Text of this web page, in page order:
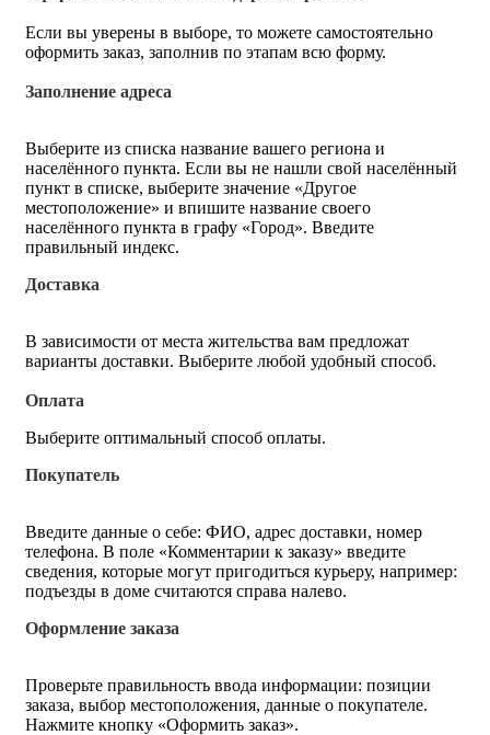
Если вы уверены в выборе, то можете самостоятельно
оформить заказ, заполнив по этапам всю форму.
Заполнение адреса
Выберите из списка название вашего региона и
населённого пункта. Если вы не нашли свой населённый
пункт в списке, выберите значение «Другое
местоположение» и впишите название своего
населённого пункта в графу «Город». Введите
правильный индекс.
Доставка
В зависимости от места жительства вам предложат
варианты доставки. Выберите любой удобный способ.
Оплата
Выберите оптимальный способ оплаты.
Покупатель
Введите данные о себе: ФИО, адрес доставки, номер
телефона. В поле «Комментарии к заказу» введите
сведения, которые могут пригодиться курьеру, например:
подъезды в доме считаются справа налево.
Оформление заказа
Проверьте правильность ввода информации: позиции
заказа, выбор местоположения, данные о покупателе.
Нажмите кнопку «Оформить заказ».